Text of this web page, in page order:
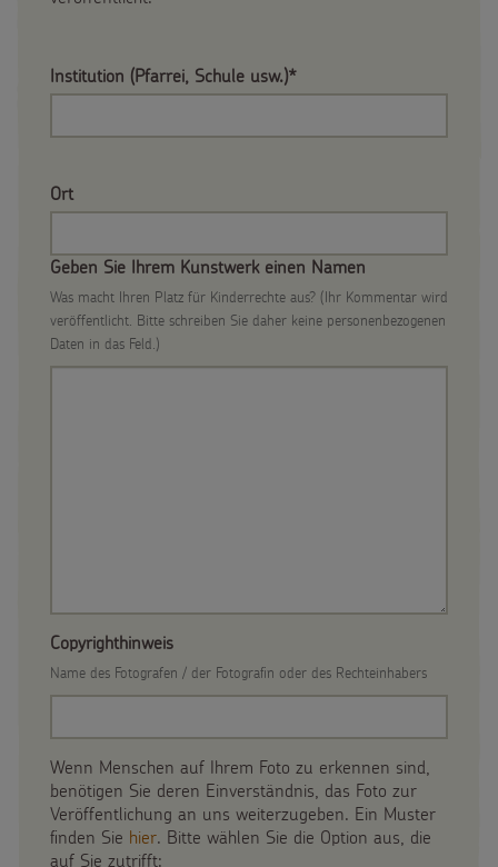
Unternehmensspenden
Zinsen den Kindern
Vereine und Initiativen
Sternsinger-Steckbrief
Spiele
Werde Sternsinger!
Suche
Suchbegriff
Institution (Pfarrei, Schule usw.)*
Ort
Geben Sie Ihrem Kunstwerk einen Namen
Was macht Ihren Platz für Kinderrechte aus? (Ihr Kommentar wird
veröffentlicht. Bitte schreiben Sie daher keine personenbezogenen
Daten in das Feld.)
Copyrighthinweis
Name des Fotografen / der Fotografin oder des Rechteinhabers
Wenn Menschen auf Ihrem Foto zu erkennen sind,
benötigen Sie deren Einverständnis, das Foto zur
Veröffentlichung an uns weiterzugeben. Ein Muster
finden Sie hier. Bitte wählen Sie die Option aus, die
auf Sie zutrifft: